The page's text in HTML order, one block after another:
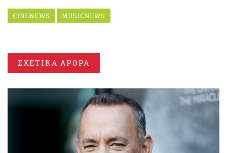
CINENEWS MUSICNEWS
ΣΧΕΤΙΚΑ ΑΡΘΡΑ